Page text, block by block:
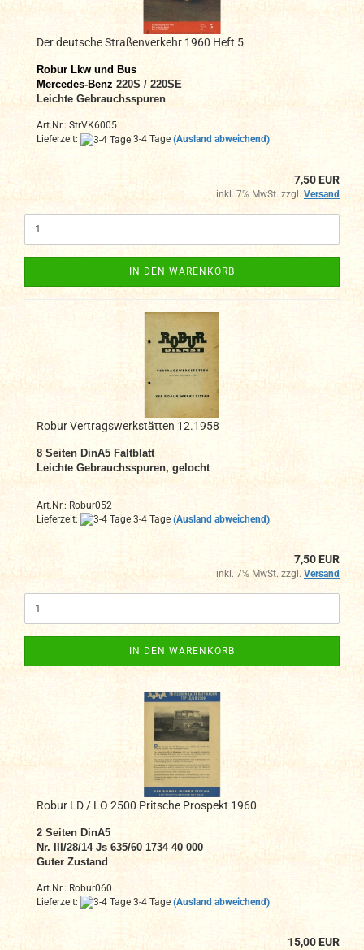
Der deutsche Straßenverkehr 1960 Heft 5
Robur Lkw und Bus
Mercedes-Benz 220S / 220SE
Leichte Gebrauchsspuren
Art.Nr.: StrVK6005
Lieferzeit:
3-4 Tage (Ausland abweichend)
7,50 EUR
inkl. 7% MwSt. zzgl. Versand
IN DEN WARENKORB
Robur Vertragswerkstätten 12.1958
8 Seiten DinA5 Faltblatt
Leichte Gebrauchsspuren, gelocht
Art.Nr.: Robur052
Lieferzeit:
3-4 Tage (Ausland abweichend)
7,50 EUR
inkl. 7% MwSt. zzgl. Versand
IN DEN WARENKORB
Robur LD / LO 2500 Pritsche Prospekt 1960
2 Seiten DinA5
Nr. III/28/14 Js 635/60 1734 40 000
Guter Zustand
Art.Nr.: Robur060
Lieferzeit:
3-4 Tage (Ausland abweichend)
15,00 EUR